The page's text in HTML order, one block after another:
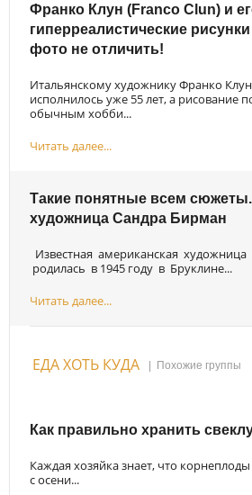
Франко Клун (Franco Clun) и
гиперреалистические
фото не отличить!
Итальянскому художнику Франко
исполнилось уже 55 лет, а рисование
обычным хобби...
Читать далее...
Такие понятные всем
художница Сандра Бирман
Известная американская
родилась в 1945 году в Бруклине...
Читать далее...
ЕДА ХОТЬ КУДА | Похожие группы
Как правильно хранить
Каждая хозяйка знает, что
с осени...